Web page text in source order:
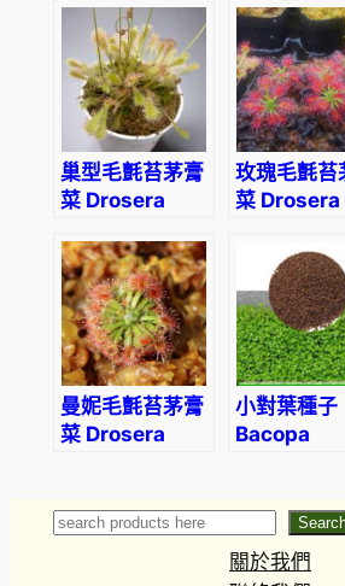
巢型毛氈苔茅膏
菜 Drosera
玫瑰毛氈苔
菜 Drosera
曼妮毛氈苔茅膏
菜 Drosera
小對葉種子
Bacopa
Search
關於我們